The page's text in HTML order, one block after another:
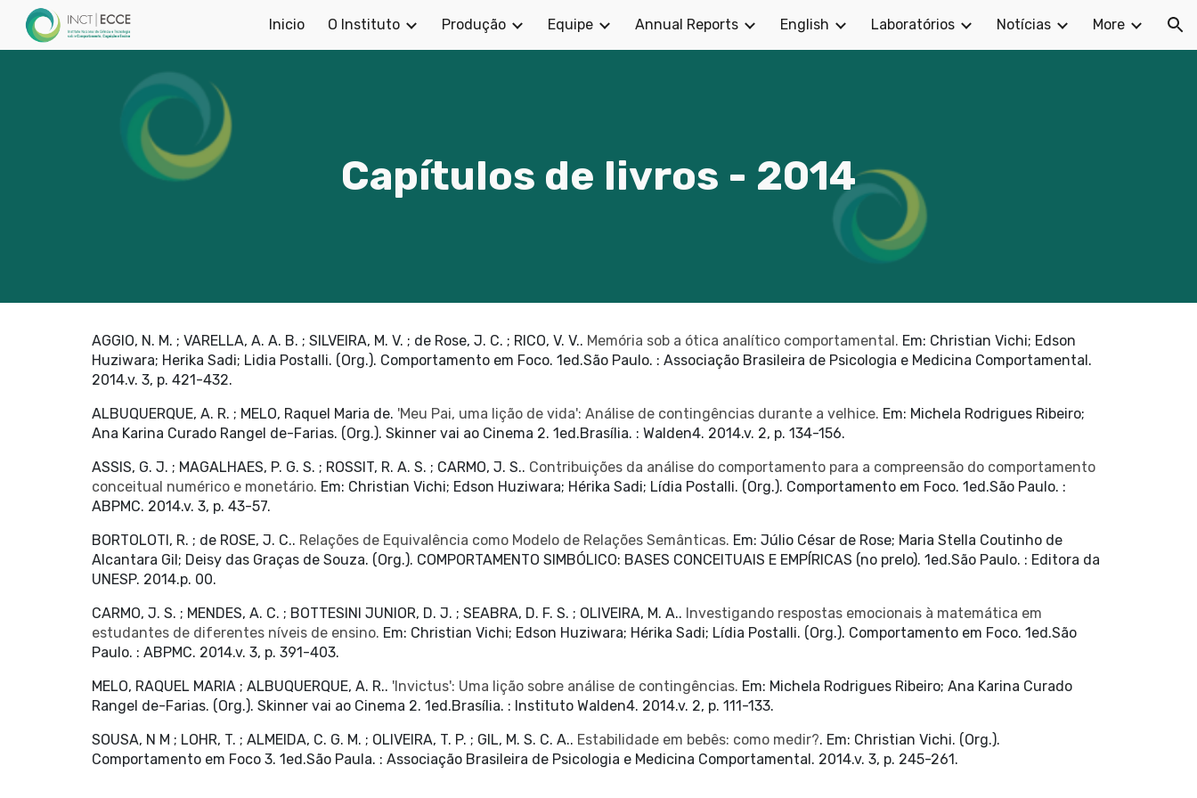
Skip to main content Skip to navigation
Inicio O Instituto Produção Equipe Annual Reports English Laboratórios Notícias More
Capítulos de livros - 2014
AGGIO, N. M. ; VARELLA, A. A. B. ; SILVEIRA, M. V. ; de Rose, J. C. ; RICO, V. V.. Memória sob a ótica analítico comportamental. Em: Christian Vichi; Edson
Huziwara; Herika Sadi; Lidia Postalli. (Org.). Comportamento em Foco. 1ed.São Paulo. : Associação Brasileira de Psicologia e Medicina Comportamental.
2014.v. 3, p. 421-432.
ALBUQUERQUE, A. R. ; MELO, Raquel Maria de. 'Meu Pai, uma lição de vida': Análise de contingências durante a velhice. Em: Michela Rodrigues Ribeiro;
Ana Karina Curado Rangel de-Farias. (Org.). Skinner vai ao Cinema 2. 1ed.Brasília. : Walden4. 2014.v. 2, p. 134-156.
ASSIS, G. J. ; MAGALHAES, P. G. S. ; ROSSIT, R. A. S. ; CARMO, J. S.. Contribuições da análise do comportamento para a compreensão do comportamento
conceitual numérico e monetário. Em: Christian Vichi; Edson Huziwara; Hérika Sadi; Lídia Postalli. (Org.). Comportamento em Foco. 1ed.São Paulo. :
ABPMC. 2014.v. 3, p. 43-57.
BORTOLOTI, R. ; de ROSE, J. C.. Relações de Equivalência como Modelo de Relações Semânticas. Em: Júlio César de Rose; Maria Stella Coutinho de
Alcantara Gil; Deisy das Graças de Souza. (Org.). COMPORTAMENTO SIMBÓLICO: BASES CONCEITUAIS E EMPÍRICAS (no prelo). 1ed.São Paulo. : Editora da
UNESP. 2014.p. 00.
CARMO, J. S. ; MENDES, A. C. ; BOTTESINI JUNIOR, D. J. ; SEABRA, D. F. S. ; OLIVEIRA, M. A.. Investigando respostas emocionais à matemática em
estudantes de diferentes níveis de ensino. Em: Christian Vichi; Edson Huziwara; Hérika Sadi; Lídia Postalli. (Org.). Comportamento em Foco. 1ed.São
Paulo. : ABPMC. 2014.v. 3, p. 391-403.
MELO, RAQUEL MARIA ; ALBUQUERQUE, A. R.. 'Invictus': Uma lição sobre análise de contingências. Em: Michela Rodrigues Ribeiro; Ana Karina Curado
Rangel de-Farias. (Org.). Skinner vai ao Cinema 2. 1ed.Brasília. : Instituto Walden4. 2014.v. 2, p. 111-133.
SOUSA, N M ; LOHR, T. ; ALMEIDA, C. G. M. ; OLIVEIRA, T. P. ; GIL, M. S. C. A.. Estabilidade em bebês: como medir?. Em: Christian Vichi. (Org.).
Comportamento em Foco 3. 1ed.São Paula. : Associação Brasileira de Psicologia e Medicina Comportamental. 2014.v. 3, p. 245-261.